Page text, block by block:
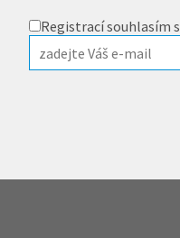
Registrací souhlasím